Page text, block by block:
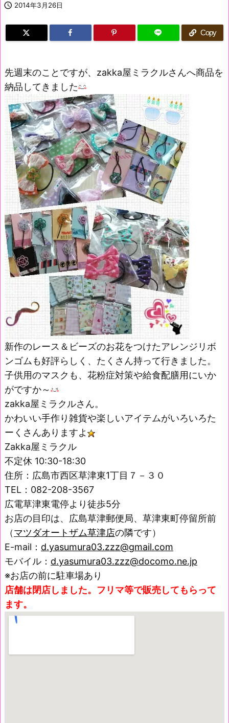
 2014年3月26日
Copy
先週末のことですが、zakka屋ミラクルさんへ商品を
納品してきました
新作のレース＆ビーズのお花をつけたアレンジリボ
ンゴムも好評らしく、たくさん持って行きました。
子供用のマスクも、花粉症対策や給食配膳用にいか
がですか～
zakka屋ミラクルさん。
かわいい手作り雑貨や楽しいアイテムがいろいろた
ーくさんありますよ
Zakka屋ミラクル
不定休 10:30-18:30
住所：広島市西区草津東1丁目７－３０
TEL：082-208-3567
広電草津東電停より徒歩5分
お店の目印は、広島草津郵便局、草津東町停留所前
（マツダオートザム草津店の隣です）
E-mail： d.yasumura03.zzz@gmail.com
モバイル： d.yasumura03.zzz@docomo.ne.jp
※お店の前に駐車場あり
店舗は閉店しました。フリマ等で販売してもらって
ます。